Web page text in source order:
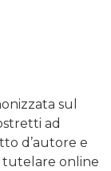
sul
ad
d’autore e
tutelare online